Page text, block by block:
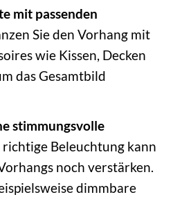
mit passenden
Sie den Vorhang mit
wie Kissen, Decken
das Gesamtbild
stimmungsvolle
richtige Beleuchtung kann
noch verstärken.
dimmbare